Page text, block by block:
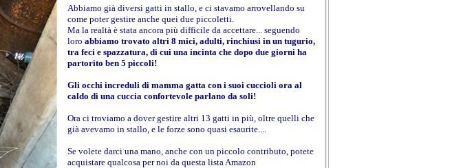
Abbiamo già diversi gatti in stallo, e ci stavamo arrovellando su
come poter gestire anche quei due piccoletti.
Ma la realtà è stata ancora più difficile da accettare... seguendo
loro abbiamo trovato altri 8 mici, adulti, rinchiusi in un tugurio,
tra feci e spazzatura, di cui una incinta che dopo due giorni ha
partorito ben 5 piccoli!
Gli occhi increduli di mamma gatta con i suoi cuccioli ora al
caldo di una cuccia confortevole parlano da soli!
Ora ci troviamo a dover gestire altri 13 gatti in più, oltre quelli che
già avevamo in stallo, e le forze sono quasi esaurite....
Se volete darci una mano, anche con un piccolo contributo, potete
acquistare qualcosa per noi da questa lista Amazon